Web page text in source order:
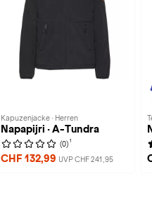
Kapuzenjacke · Herren
Napapijri · A-Tundra
(0) 1
CHF 132,99 UVP CHF 241,95